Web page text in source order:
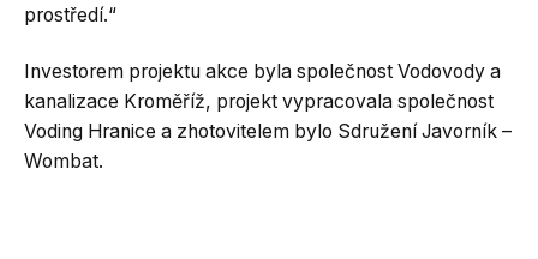
prostředí.“
Investorem projektu akce byla společnost Vodovody a
kanalizace Kroměříž, projekt vypracovala společnost
Voding Hranice a zhotovitelem bylo Sdružení Javorník –
Wombat.